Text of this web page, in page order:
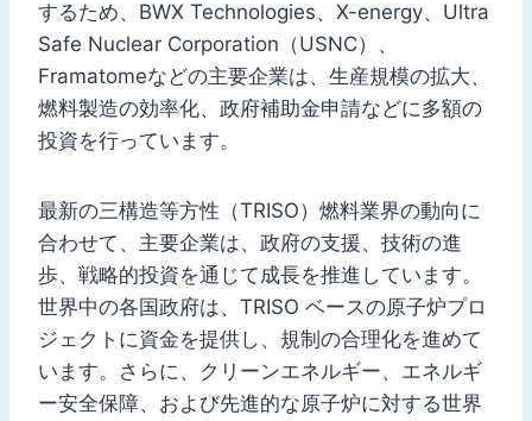
するため、BWX Technologies、X-energy、Ultra
Safe Nuclear Corporation（USNC）、
Framatomeなどの主要企業は、生産規模の拡大、
燃料製造の効率化、政府補助金申請などに多額の
投資を行っています。
最新の三構造等方性（TRISO）燃料業界の動向に
合わせて、主要企業は、政府の支援、技術の進
歩、戦略的投資を通じて成長を推進しています。
世界中の各国政府は、TRISO ベースの原子炉プロ
ジェクトに資金を提供し、規制の合理化を進めて
います。さらに、クリーンエネルギー、エネルギ
ー安全保障、および先進的な原子炉に対する世界